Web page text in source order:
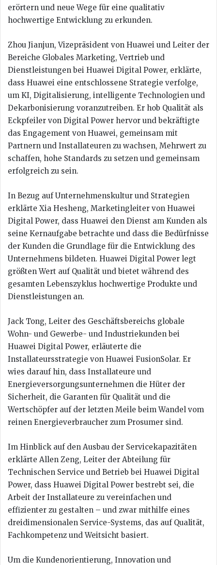
erörtern und neue Wege für eine qualitativ
hochwertige Entwicklung zu erkunden.
Zhou Jianjun, Vizepräsident von Huawei und Leiter der
Bereiche Globales Marketing, Vertrieb und
Dienstleistungen bei Huawei Digital Power, erklärte,
dass Huawei eine entschlossene Strategie verfolge,
um KI, Digitalisierung, intelligente Technologien und
Dekarbonisierung voranzutreiben. Er hob Qualität als
Eckpfeiler von Digital Power hervor und bekräftigte
das Engagement von Huawei, gemeinsam mit
Partnern und Installateuren zu wachsen, Mehrwert zu
schaffen, hohe Standards zu setzen und gemeinsam
erfolgreich zu sein.
In Bezug auf Unternehmenskultur und Strategien
erklärte Xia Hesheng, Marketingleiter von Huawei
Digital Power, dass Huawei den Dienst am Kunden als
seine Kernaufgabe betrachte und dass die Bedürfnisse
der Kunden die Grundlage für die Entwicklung des
Unternehmens bildeten. Huawei Digital Power legt
größten Wert auf Qualität und bietet während des
gesamten Lebenszyklus hochwertige Produkte und
Dienstleistungen an.
Jack Tong, Leiter des Geschäftsbereichs globale
Wohn- und Gewerbe- und Industriekunden bei
Huawei Digital Power, erläuterte die
Installateursstrategie von Huawei FusionSolar. Er
wies darauf hin, dass Installateure und
Energieversorgungsunternehmen die Hüter der
Sicherheit, die Garanten für Qualität und die
Wertschöpfer auf der letzten Meile beim Wandel vom
reinen Energieverbraucher zum Prosumer sind.
Im Hinblick auf den Ausbau der Servicekapazitäten
erklärte Allen Zeng, Leiter der Abteilung für
Technischen Service und Betrieb bei Huawei Digital
Power, dass Huawei Digital Power bestrebt sei, die
Arbeit der Installateure zu vereinfachen und
effizienter zu gestalten – und zwar mithilfe eines
dreidimensionalen Service-Systems, das auf Qualität,
Fachkompetenz und Weitsicht basiert.
Um die Kundenorientierung, Innovation und